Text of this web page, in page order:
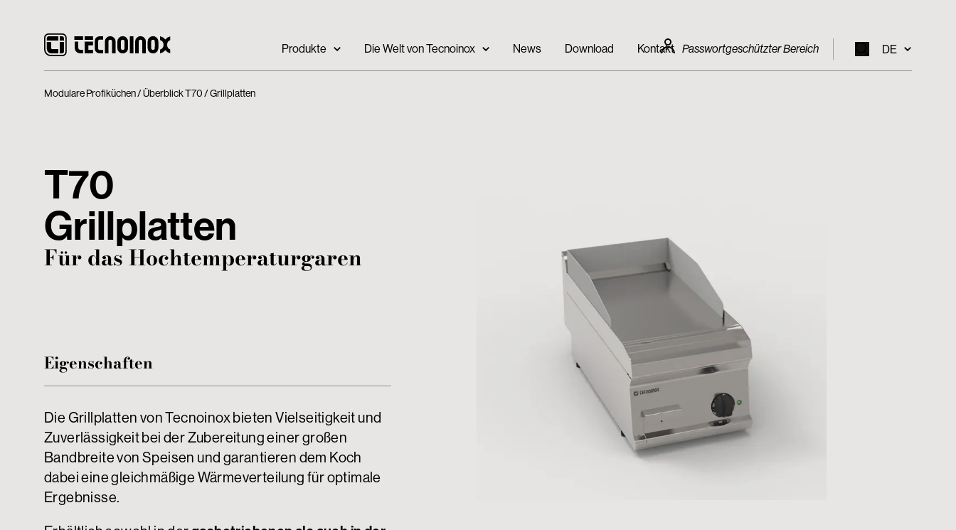
Produkte Die Welt von Tecnoinox News Download Kontakt Passwortgeschützter Bereich DE
Modulare Profiküchen Überblick T70 Grillplatten
T70
Grillplatten
Für das Hochtemperaturgaren
Eigenschaften
Die Grillplatten von Tecnoinox bieten Vielseitigkeit und
Zuverlässigkeit bei der Zubereitung einer großen
Bandbreite von Speisen und garantieren dem Koch
dabei eine gleichmäßige Wärmeverteilung für optimale
Ergebnisse.